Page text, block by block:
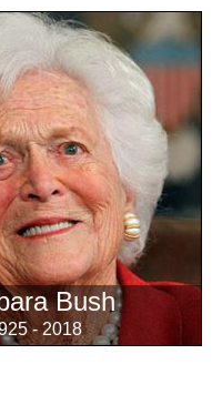
Bush
- 2018